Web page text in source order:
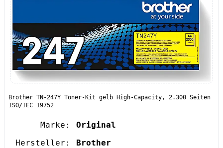
Brother TN-247Y Toner-Kit gelb High-Capacity, 2.300 Seiten
ISO/IEC 19752
Marke:
Original
Hersteller:
Brother